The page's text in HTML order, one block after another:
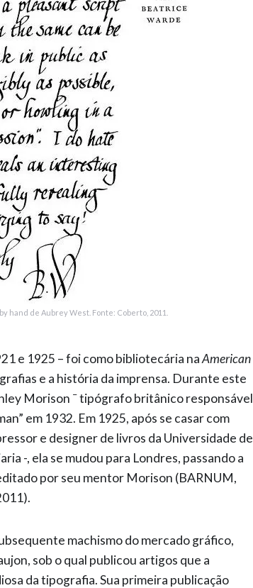
hand de Aubrey West. Fonte: Coberto, 2011.
e 1925 – foi como bibliotecária naAmerican
e a história da imprensa. Durante este
Morison –tipógrafo britânico responsável
em 1932. Em 1925, após se casar com
e designer de livros da Universidade de
-, ela se mudou para Londres, passando a
por seu mentor Morison (BARNUM,
machismo do mercado gráfico,
sob o qual publicou artigos que a
da tipografia. Sua primeira publicação